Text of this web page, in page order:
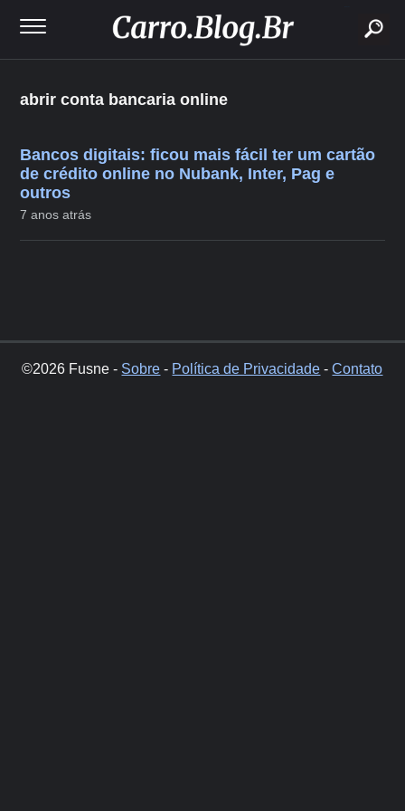
abrir conta bancaria online
Bancos digitais: ficou mais fácil ter um cartão
de crédito online no Nubank, Inter, Pag e
outros
7 anos atrás
©2026 Fusne - Sobre - Política de Privacidade -Contato